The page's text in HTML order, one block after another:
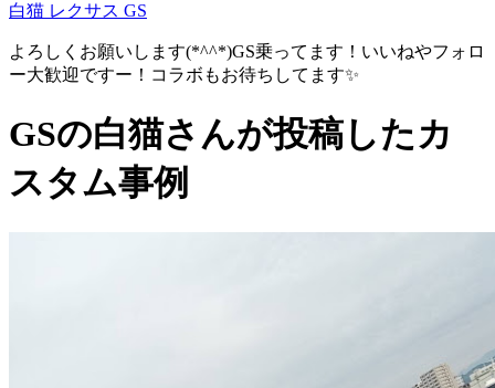
白猫 レクサス GS
よろしくお願いします(*^^*)GS乗ってます！いいねやフォロ
ー大歓迎ですー！コラボもお待ちしてます✨
GSの白猫さんが投稿したカ
スタム事例